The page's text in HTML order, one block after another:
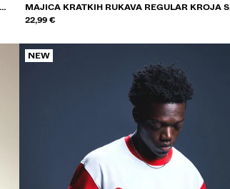
MAJICA KRATKIH RUKAVA REGULAR KROJA S
UZORKOM RAFAELA MASCARO
22,99 €
NEW